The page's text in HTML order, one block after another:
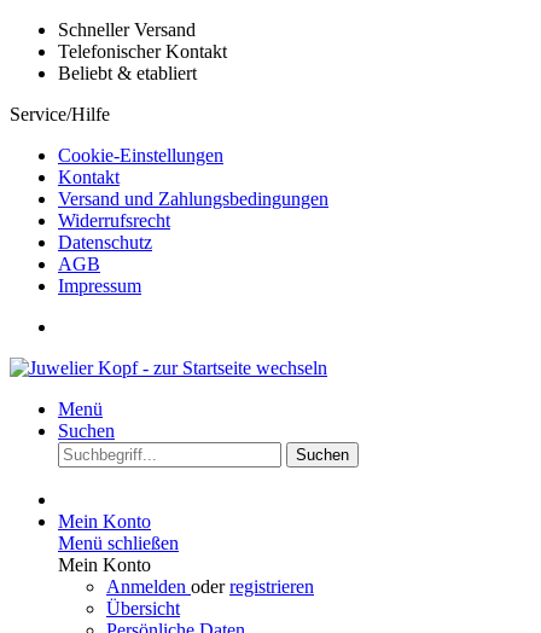
Schneller Versand
Telefonischer Kontakt
Beliebt & etabliert
Service/Hilfe
Cookie-Einstellungen
Kontakt
Versand und Zahlungsbedingungen
Widerrufsrecht
Datenschutz
AGB
Impressum
Menü
Suchen
Suchen
Mein Konto
Menü schließen
Mein Konto
Anmelden oderregistrieren
Übersicht